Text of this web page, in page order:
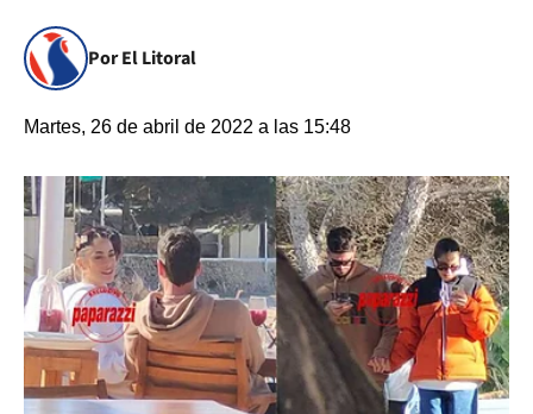
Por El Litoral
Martes, 26 de abril de 2022 a las 15:48